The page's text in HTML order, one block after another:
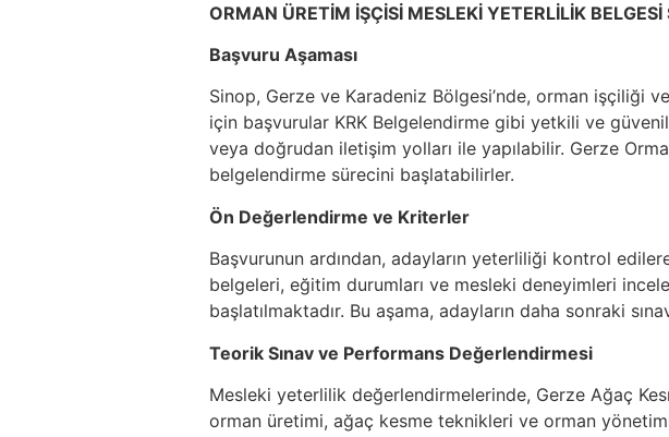
ORMAN ÜRETİM İŞÇİSİ MESLEKİ YETERLİLİK BELGESİ
Başvuru Aşaması
Sinop, Gerze ve Karadeniz Bölgesi’nde, orman işçiliği
için başvurular KRK Belgelendirme gibi yetkili ve
veya doğrudan iletişim yolları ile yapılabilir. Gerze
belgelendirme sürecini başlatabilirler.
Ön Değerlendirme ve Kriterler
Başvurunun ardından, adayların yeterliliği kontrol
belgeleri, eğitim durumları ve mesleki deneyimleri
başlatılmaktadır. Bu aşama, adayların daha sonraki
Teorik Sınav ve Performans Değerlendirmesi
Mesleki yeterlilik değerlendirmelerinde, Gerze Ağaç
orman üretimi, ağaç kesme teknikleri ve orman